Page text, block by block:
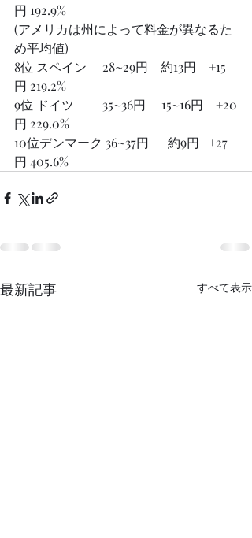
円 192.9%
(アメリカは州によって料金が異なるた
め平均値)
8位 スペイン     28~29円    約13円    +15
円 219.2%
9位 ドイツ         35~36円 　15~16円    +20
円 229.0%
10位デンマーク 36~37円      約9円   +27
円 405.6%
最新記事 すべて表示